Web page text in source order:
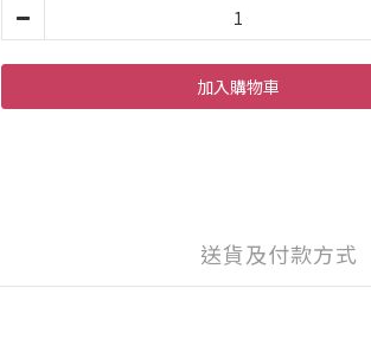
加入購物車
送貨及付款方式